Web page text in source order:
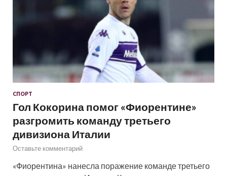
СПОРТ
Гол Кокорина помог «Фиорентине»
разгромить команду третьего
дивизиона Италии
Оставьте комментарий
«Фиорентина» нанесла поражение команде третьего